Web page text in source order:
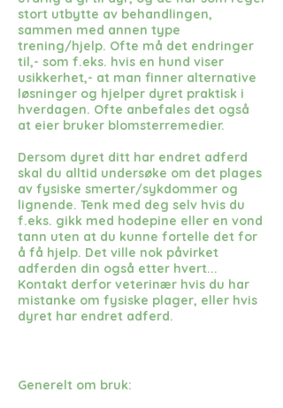
stort utbytte av behandlingen,
sammen med annen type
trening/hjelp. Ofte må det endringer
til,- som f.eks. hvis en hund viser
usikkerhet,- at man finner alternative
løsninger og hjelper dyret praktisk i
hverdagen. Ofte anbefales det også
at eier bruker blomsterremedier.
Dersom dyret ditt har endret adferd
skal du alltid undersøke om det plages
av fysiske smerter/sykdommer og
lignende. Tenk med deg selv hvis du
f.eks. gikk med hodepine eller en vond
tann uten at du kunne fortelle det for
å få hjelp. Det ville nok påvirket
adferden din også etter hvert...
Kontakt derfor veterinær hvis du har
mistanke om fysiske plager, eller hvis
dyret har endret adferd.
Generelt om bruk: